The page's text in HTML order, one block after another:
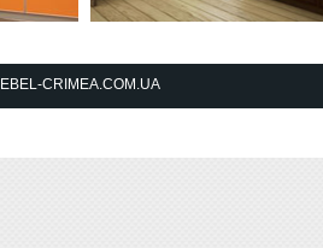
в стиле
мы
вам
бизнес или расширяя
текущую торговую
деятельность, уже на
CRIMEA.COM.UA